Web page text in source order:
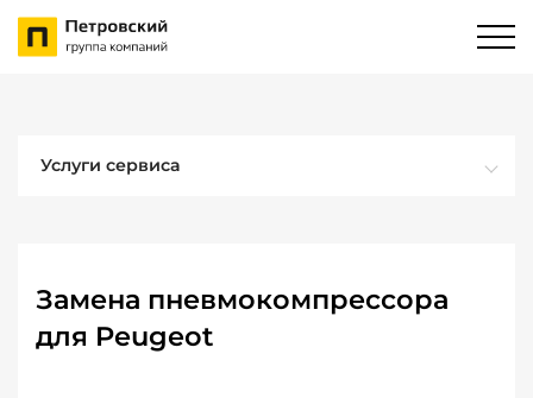
Услуги сервиса
Замена пневмокомпрессора
для Peugeot